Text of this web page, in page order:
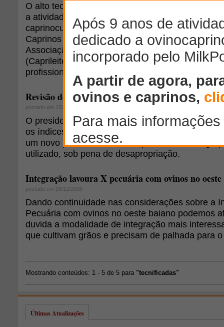
O alto teor nutricional do leite de cabra justifica o
a atividade ainda engatinha no país. Nos
caprinocultura leiteira pode ganhar força. A
Caprinos e Ovinos, em Sobral, no Ceará, que,
Associação dos Criadores de Caprinos e Ovinos
(Caprileite), forma banco de dados para tornar a
profissional.
Revisão dos índices de produtividade gera polêmica
postado em 15/01/2007
O presidente da República está para assinar
os índices de produtividade brasileiros. Em
um novo piso de rendimento para atividade
utilizado, sob pena de desapropriação.
Integração lavoura X pecuária com ovinos no
postado em 26/12/2006
Dando continuidade nas considerações sobre a
Pecuária com ovinos no oeste baiano podemos
duvida a modalidade de integração mais
que cultivam grãos e precisam de palhada para
Mostrando conteúdos: 1 - 5 de 5 para "tecnificadas"
Últimas Atualizações